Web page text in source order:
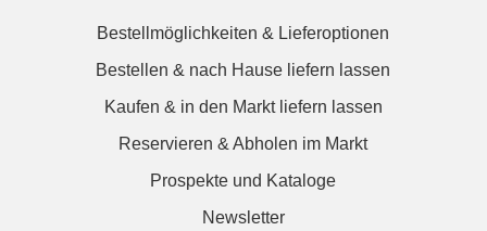
Bestellmöglichkeiten & Lieferoptionen
Bestellen & nach Hause liefern lassen
Kaufen & in den Markt liefern lassen
Reservieren & Abholen im Markt
Prospekte und Kataloge
Newsletter